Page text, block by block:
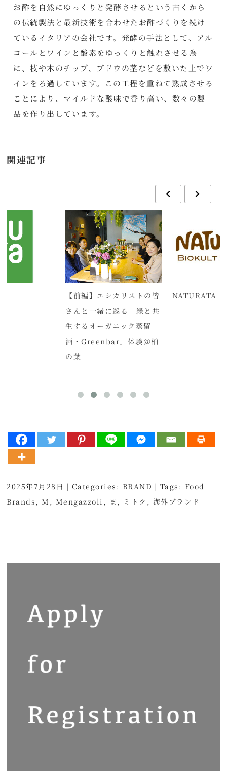
お酢を自然にゆっくりと発酵させるという古くから
の伝統製法と最新技術を合わせたお酢づくりを続け
ているイタリアの会社です。発酵の手法として、アル
コールとワインと酸素をゆっくりと触れさせる為
に、枝や木のチップ、ブドウの茎などを敷いた上でワ
インをろ過しています。この工程を重ねて熟成させる
ことにより、マイルドな酸味で香り高い、数々の製
品を作り出しています。
関連記事
【前編】エシカリストの皆
さんと一緒に巡る「緑と共
生するオーガニック蒸留
酒・Greenbar」体験＠柏
の葉
NATURATA
2025年7月28日 | Categories: BRAND | Tags: Food
Brands , M , Mengazzoli , ま , ミトク , 海外ブランド